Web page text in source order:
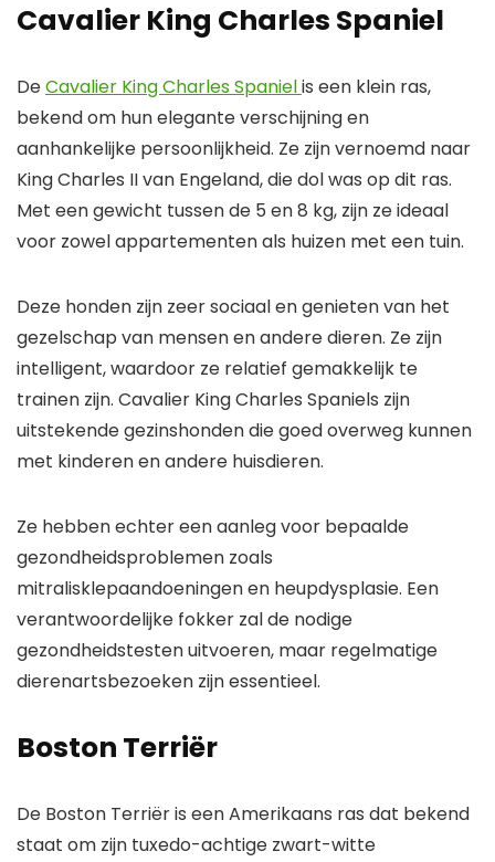
Cavalier King Charles Spaniel
DeCavalier King Charles Spanielis een klein ras,
bekend om hun elegante verschijning en
aanhankelijke persoonlijkheid. Ze zijn vernoemd naar
King Charles II van Engeland, die dol was op dit ras.
Met een gewicht tussen de 5 en 8 kg, zijn ze ideaal
voor zowel appartementen als huizen met een tuin.
Deze honden zijn zeer sociaal en genieten van het
gezelschap van mensen en andere dieren. Ze zijn
intelligent, waardoor ze relatief gemakkelijk te
trainen zijn. Cavalier King Charles Spaniels zijn
uitstekende gezinshonden die goed overweg kunnen
met kinderen en andere huisdieren.
Ze hebben echter een aanleg voor bepaalde
gezondheidsproblemen zoals
mitralisklepaandoeningen en heupdysplasie. Een
verantwoordelijke fokker zal de nodige
gezondheidstesten uitvoeren, maar regelmatige
dierenartsbezoeken zijn essentieel.
Boston Terriër
De Boston Terriër is een Amerikaans ras dat bekend
staat om zijn tuxedo-achtige zwart-witte